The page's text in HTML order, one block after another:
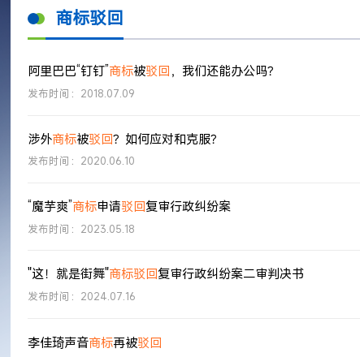
商标驳回
阿里巴巴“钉钉”商标被驳回 ，我们还能办公吗？
发布时间：2018.07.09
涉外商标被驳回？如何应对和克服？
发布时间：2020.06.10
“魔芋爽”商标申请驳回复审行政纠纷案
发布时间：2023.05.18
"这！就是街舞"商标驳回复审行政纠纷案二审判决书
发布时间：2024.07.16
李佳琦声音商标再被驳回